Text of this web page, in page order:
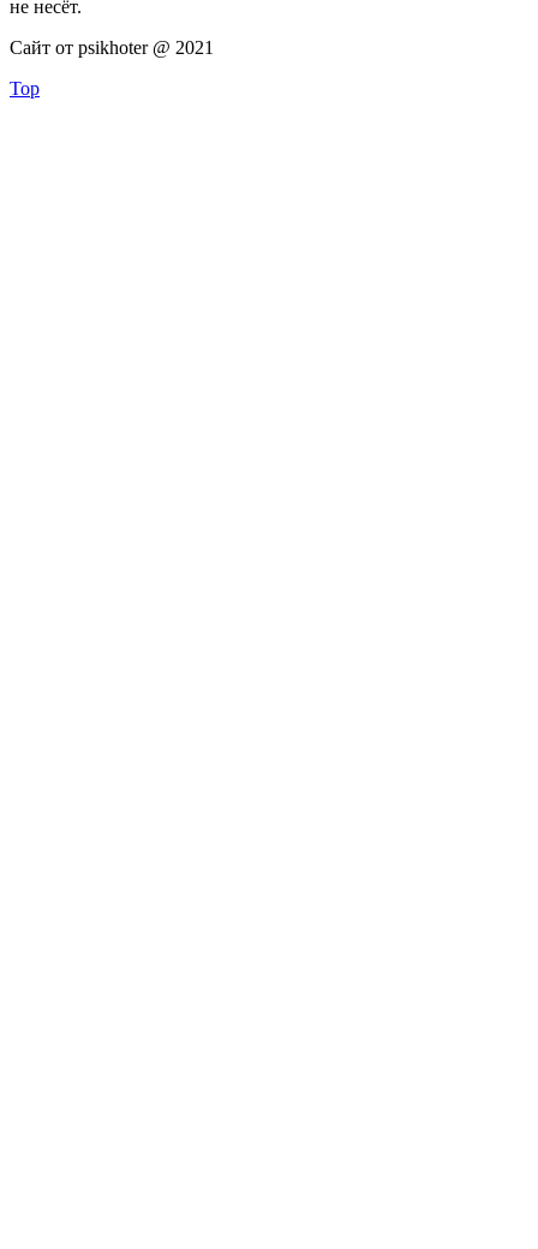
не несёт.
Сайт от psikhoter @ 2021
Top